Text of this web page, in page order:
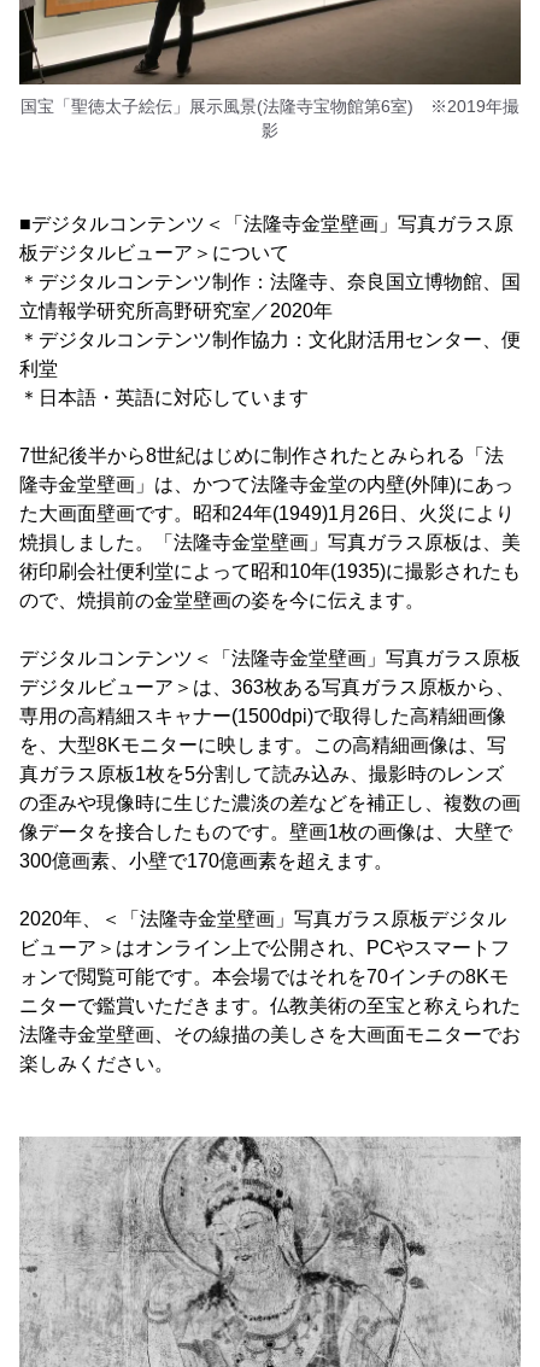
国宝「聖徳太子絵伝」展示風景(法隆寺宝物館第6室) ※2019年撮
影
■デジタルコンテンツ＜「法隆寺金堂壁画」写真ガラス原
板デジタルビューア＞について
＊デジタルコンテンツ制作：法隆寺、奈良国立博物館、国
立情報学研究所高野研究室／2020年
＊デジタルコンテンツ制作協力：文化財活用センター、便
利堂
＊日本語・英語に対応しています
7世紀後半から8世紀はじめに制作されたとみられる「法
隆寺金堂壁画」は、かつて法隆寺金堂の内壁(外陣)にあっ
た大画面壁画です。昭和24年(1949)1月26日、火災により
焼損しました。「法隆寺金堂壁画」写真ガラス原板は、美
術印刷会社便利堂によって昭和10年(1935)に撮影されたも
ので、焼損前の金堂壁画の姿を今に伝えます。
デジタルコンテンツ＜「法隆寺金堂壁画」写真ガラス原板
デジタルビューア＞は、363枚ある写真ガラス原板から、
専用の高精細スキャナー(1500dpi)で取得した高精細画像
を、大型8Kモニターに映します。この高精細画像は、写
真ガラス原板1枚を5分割して読み込み、撮影時のレンズ
の歪みや現像時に生じた濃淡の差などを補正し、複数の画
像データを接合したものです。壁画1枚の画像は、大壁で
300億画素、小壁で170億画素を超えます。
2020年、＜「法隆寺金堂壁画」写真ガラス原板デジタル
ビューア＞はオンライン上で公開され、PCやスマートフ
ォンで閲覧可能です。本会場ではそれを70インチの8Kモ
ニターで鑑賞いただきます。仏教美術の至宝と称えられた
法隆寺金堂壁画、その線描の美しさを大画面モニターでお
楽しみください。